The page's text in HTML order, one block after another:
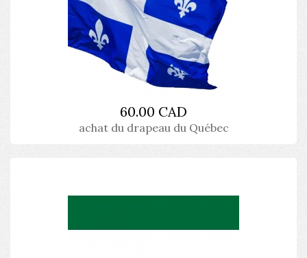
60.00 CAD
achat du drapeau du Québec